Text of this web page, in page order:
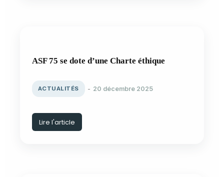
ASF 75 se dote d’une Charte éthique
ACTUALITÉS 20 décembre 2025
Lire l'article